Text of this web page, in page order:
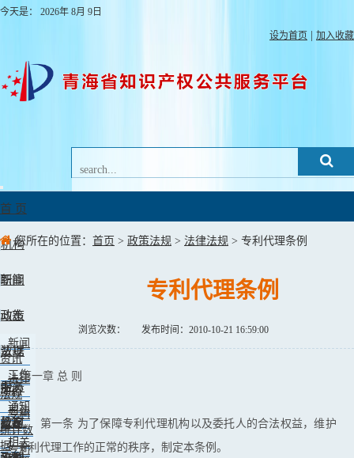
今天是： 2026年 8月 9日
设为首页 加入收藏
Toggle
navigation
首 页
机构
职能
新闻
动态
新闻
资讯
工作
动态
通知
公告
政策
法规
法律
法规
司法
解释
相关
数据
中心
专利
统计数
据
服务
机构
专利
教育
您所在的位置： 首页 > 政策法规 > 法律法规 > 专利代理条例
专利代理条例
浏览次数： 发布时间：2010-10-21 16:59:00
第一章 总 则
第一条 为了保障专利代理机构以及委托人的合法权益，维护
专利代理工作的正常的秩序，制定本条例。